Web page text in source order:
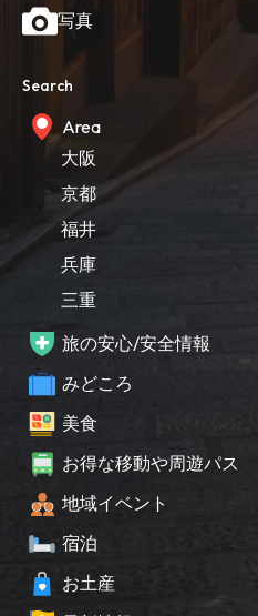
写真
Search
Area
大阪
京都
福井
兵庫
三重
旅の安心/安全情報
みどころ
美食
お得な移動や周遊パス
地域イベント
宿泊
お土産